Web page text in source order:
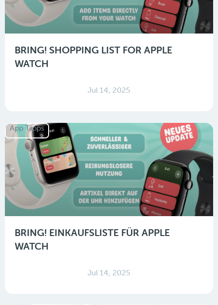
BRING! SHOPPING LIST FOR APPLE
WATCH
Jul 14, 2025
App Tipps
BRING! EINKAUFSLISTE FÜR APPLE
WATCH
Jul 14, 2025